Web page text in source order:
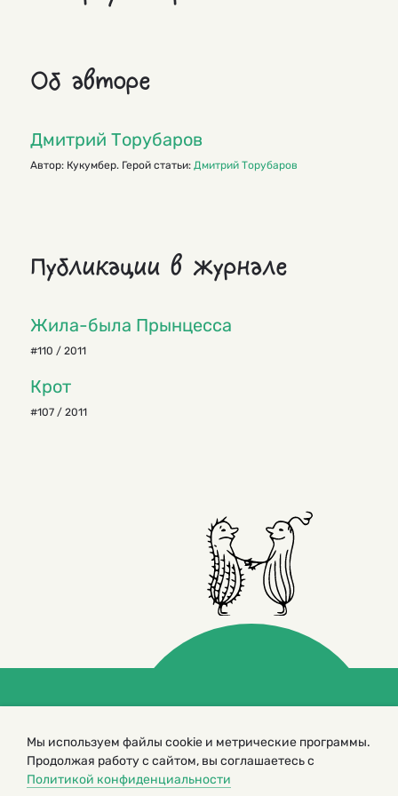
Об авторе
Дмитрий Торубаров
Автор: Кукумбер. Герой статьи: Дмитрий Торубаров
Публикации в журнале
Жила-была Прынцесса
#110 / 2011
Крот
#107 / 2011
Копирование материалов возможно только с разрешения редакторов
сайта
Политика конфиденциальности
Мы используем файлы cookie и метрические программы.
Продолжая работу с сайтом, вы соглашаетесь с
Политикой конфиденциальности